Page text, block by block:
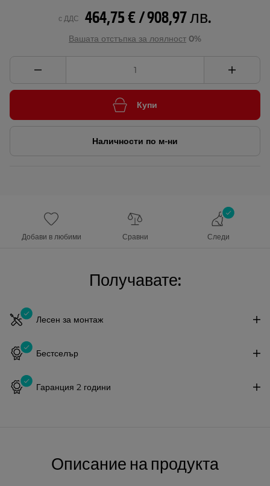
464,75 € / 908,97 лв.
с ДДС
Вашата отстъпка за лоялност 0%
Купи
Наличности по м-ни
Добави в любими Сравни Следи
Получавате:
Лесен за монтаж
Бестселър
Гаранция 2 години
Описание на продукта